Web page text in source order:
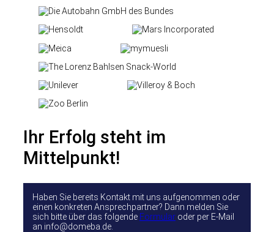
Ihr Erfolg steht im
Mittelpunkt!
Haben Sie bereits Kontakt mit uns aufgenommen oder
einen konkreten Ansprechpartner? Dann melden Sie
sich bitte über das folgende Formular oder per E-Mail
an info@domeba.de.